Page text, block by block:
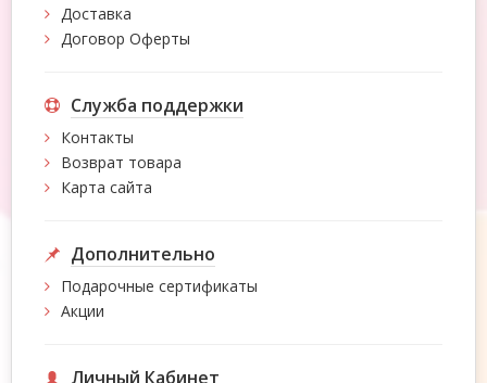
Доставка
Договор Оферты
Служба поддержки
Контакты
Возврат товара
Карта сайта
Дополнительно
Подарочные сертификаты
Акции
Личный Кабинет